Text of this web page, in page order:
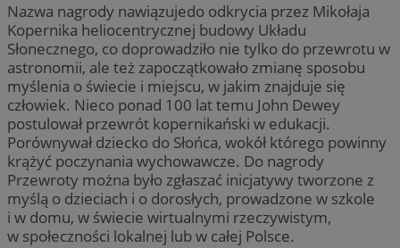
Nazwa nagrody nawiązujedo odkrycia przez Mikołaja
Kopernika heliocentrycznej budowy Układu
Słonecznego, co doprowadziło nie tylko do przewrotu w
astronomii, ale też zapoczątkowało zmianę sposobu
myślenia o świecie i miejscu, w jakim znajduje się
człowiek. Nieco ponad 100 lat temu John Dewey
postulował przewrót kopernikański w edukacji.
Porównywał dziecko do Słońca, wokół którego powinny
krążyć poczynania wychowawcze. Do nagrody
Przewroty można było zgłaszać inicjatywy tworzone z
myślą o dzieciach i o dorosłych, prowadzone w szkole
i w domu, w świecie wirtualnymi rzeczywistym,
w społeczności lokalnej lub w całej Polsce.